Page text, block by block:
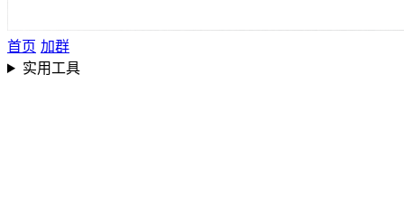
首页 加群
实用工具